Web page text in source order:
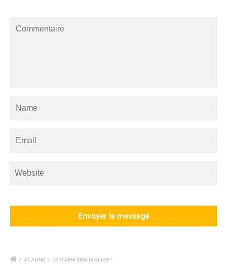
/ A LA UNE / Le TCAPM dans la course !